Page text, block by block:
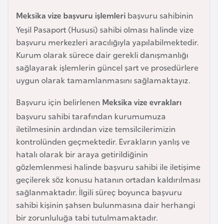
Meksika vize başvuru işlemleri başvuru sahibinin
Yeşil Pasaport (Hususi) sahibi olması halinde vize
başvuru merkezleri aracılığıyla yapılabilmektedir.
Kurum olarak sürece dair gerekli danışmanlığı
sağlayarak işlemlerin güncel şart ve prosedürlere
uygun olarak tamamlanmasını sağlamaktayız.
Başvuru için belirlenen Meksika vize evrakları
başvuru sahibi tarafından kurumumuza
iletilmesinin ardından vize temsilcilerimizin
kontrolünden geçmektedir. Evrakların yanlış ve
hatalı olarak bir araya getirildiğinin
gözlemlenmesi halinde başvuru sahibi ile iletişime
geçilerek söz konusu hatanın ortadan kaldırılması
sağlanmaktadır. İlgili süreç boyunca başvuru
sahibi kişinin şahsen bulunmasına dair herhangi
bir zorunluluğa tabi tutulmamaktadır.
n
g
l
a
d
e
B
e
l
r
u